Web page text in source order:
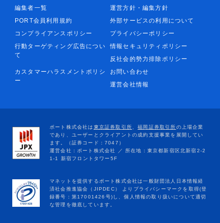
編集者一覧
運営方針・編集方針
PORT会員利用規約
外部サービスの利用について
コンプライアンスポリシー
プライバシーポリシー
行動ターゲティング広告につい
て
情報セキュリティポリシー
反社会的勢力排除ポリシー
カスタマーハラスメントポリシ
ー
お問い合わせ
運営会社情報